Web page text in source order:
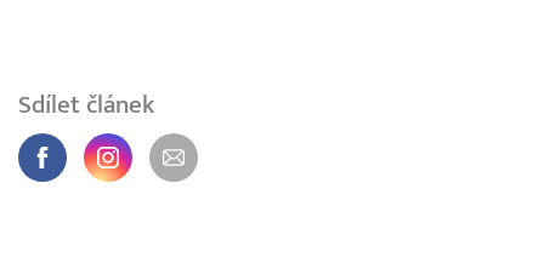
Sdílet článek